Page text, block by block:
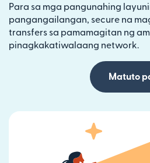
Para sa mga pangunahing
pangangailangan, secure na
transfers sa pamamagitan ng
pinagkakatiwalaang network.
Matuto